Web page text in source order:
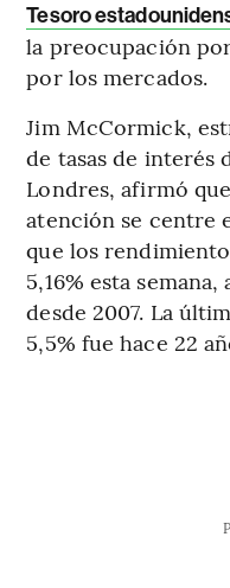
Tesoro
la preocupación
por los mercados.
Jim McCormick,
de tasas de interés
Londres, afirmó
atención se centre
que los
5,16% esta
desde 2007. La
5,5% fue hace 22